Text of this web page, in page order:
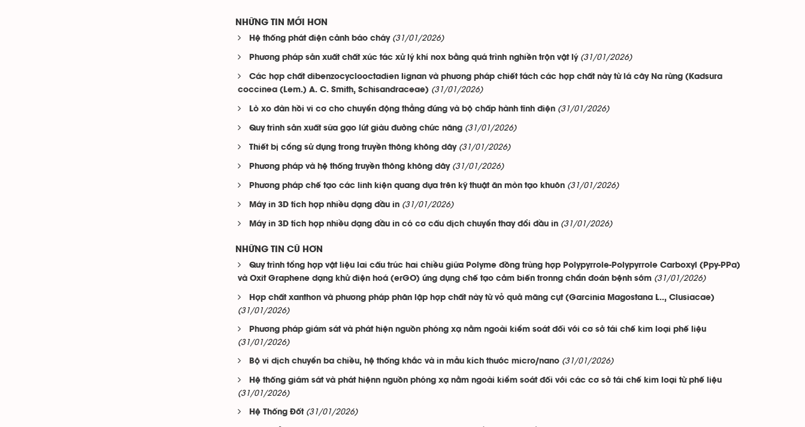
NHỮNG TIN MỚI HƠN
Hệ thống phát điện cảnh báo cháy (31/01/2026)
Phương pháp sản xuất chất xúc tác xử lý khí nox bằng quá trình nghiền trộn vật lý (31/01/2026)
Các hợp chất dibenzocyclooctadien lignan và phương pháp chiết tách các hợp chất này từ lá cây Na rừng (Kadsura
coccinea (Lem.) A. C. Smith, Schisandraceae) (31/01/2026)
Lò xo đàn hồi vi cơ cho chuyển động thẳng đứng và bộ chấp hành tĩnh điện (31/01/2026)
Quy trình sản xuất sữa gạo lứt giàu đường chức năng (31/01/2026)
Thiết bị cổng sử dụng trong truyền thông không dây (31/01/2026)
Phương pháp và hệ thống truyền thông không dây (31/01/2026)
Phương pháp chế tạo các linh kiện quang dựa trên kỹ thuật ăn mòn tạo khuôn (31/01/2026)
Máy in 3D tích hợp nhiều dạng đầu in (31/01/2026)
Máy in 3D tích hợp nhiều dạng đầu in có cơ cấu dịch chuyển thay đổi đầu in (31/01/2026)
NHỮNG TIN CŨ HƠN
Quy trình tổng hợp vật liệu lai cấu trúc hai chiều giữa Polyme đồng trùng hợp Polypyrrole-Polypyrrole Carboxyl (Ppy-PPa)
và Oxit Graphene dạng khử điện hoá (erGO) ứng dụng chế tạo cảm biến tronng chẩn đoán bệnh sớm (31/01/2026)
Hợp chất xanthon và phương pháp phân lập hợp chất này từ vỏ quả măng cụt (Garcinia Magostana L.., Clusiacae)
(31/01/2026)
Phương pháp giám sát và phát hiện nguồn phóng xạ nằm ngoài kiểm soát đối với cơ sở tái chế kim loại phế liệu
(31/01/2026)
Bộ vi dịch chuyển ba chiều, hệ thống khắc và in mẫu kích thước micro/nano (31/01/2026)
Hệ thống giám sát và phát hiệnn nguồn phóng xạ nằm ngoài kiểm soát đối với các cơ sở tái chế kim loại từ phế liệu
(31/01/2026)
Hệ Thống Đốt (31/01/2026)